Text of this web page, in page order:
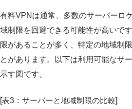
有料VPNは通常、多数のサーバーロ
域制限を回避できる可能性が高いで
限があることが多く、特定の地域制
とがあります。以下は利用可能なサ
示す図です。
[表3：サーバーと地域制限の比較]